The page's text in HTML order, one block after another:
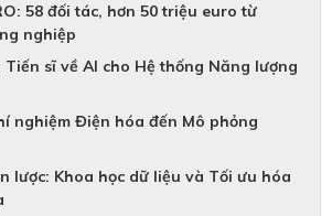
58 đối tác, hơn 50 triệu euro từ
nghiệp
Tiến sĩ về AI cho Hệ thống Năng lượng
nghiệm Điện hóa đến Mô phỏng
lược: Khoa học dữ liệu và Tối ưu hóa